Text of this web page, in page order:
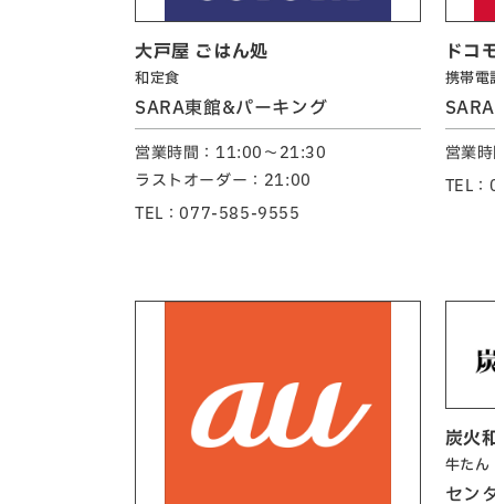
大戸屋 ごはん処
和定食
SARA東館&パーキング
営業時間：11:00～21:30
ラストオーダー：21:00
TEL：077-585-9555
ドコ
携帯電
営業
TEL
炭火
牛たん
セン